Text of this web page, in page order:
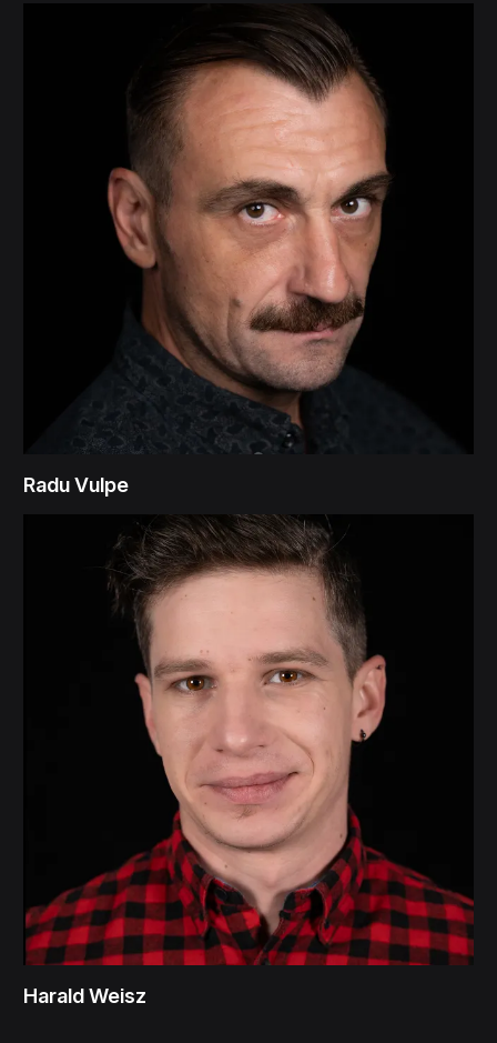
Radu Vulpe
Harald Weisz